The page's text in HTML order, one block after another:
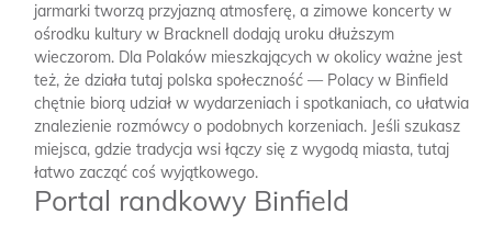
jarmarki tworzą przyjazną atmosferę, a zimowe koncerty w
ośrodku kultury w Bracknell dodają uroku dłuższym
wieczorom. Dla Polaków mieszkających w okolicy ważne jest
też, że działa tutaj polska społeczność — Polacy w Binfield
chętnie biorą udział w wydarzeniach i spotkaniach, co ułatwia
znalezienie rozmówcy o podobnych korzeniach. Jeśli szukasz
miejsca, gdzie tradycja wsi łączy się z wygodą miasta, tutaj
łatwo zacząć coś wyjątkowego.
Portal randkowy Binfield